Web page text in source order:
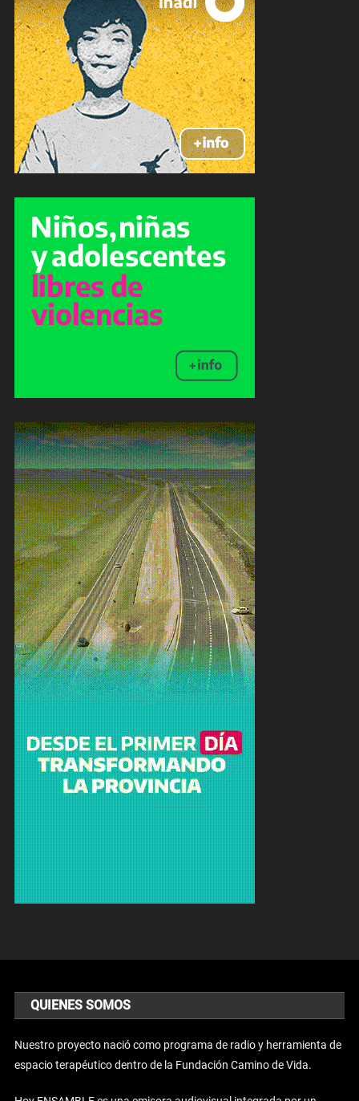
QUIENES SOMOS
Nuestro proyecto nació como programa de radio y herramienta de
espacio terapéutico dentro de la Fundación Camino de Vida.